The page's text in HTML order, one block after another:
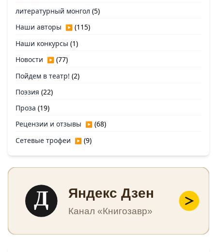
литературный монгол (5)
Наши авторы ▶ (115)
Наши конкурсы (1)
Новости ▶ (77)
Пойдем в театр! (2)
Поэзия (22)
Проза (19)
Рецензии и отзывы ▶ (68)
Сетевые трофеи ▶ (9)
Д Яндекс Дзен
Канал «Книгозавр»